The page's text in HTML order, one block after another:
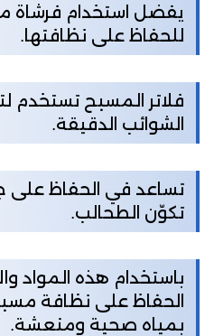
يفضل استخدام
للحفاظ على نظافتها.
فلاتر المسبح تستخدم
الشوائب الدقيقة.
تساعد في الحفاظ على
تكوّن الطحالب.
باستخدام هذه المواد
الحفاظ على نظافة
بمياه صحية ومنعشة.